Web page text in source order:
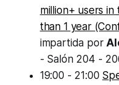
million+ users in
than 1 year
impartida por
- Salón 204 -
19:00 - 21:00